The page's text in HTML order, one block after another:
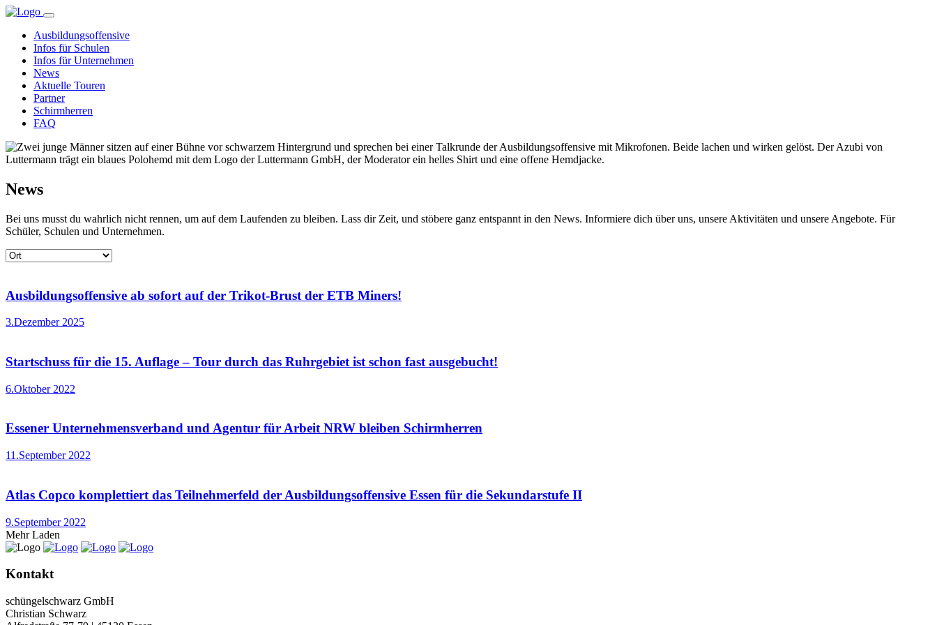
Ausbildungsoffensive
Infos für Schulen
Infos für Unternehmen
News
Aktuelle Touren
Partner
Schirmherren
FAQ
News
Bei uns musst du wahrlich nicht rennen, um auf dem Laufenden zu bleiben. Lass dir Zeit, und stöbere ganz entspannt in den News. Informiere dich über uns, unsere Aktivitäten und unsere Angebote. Für
Schüler, Schulen und Unternehmen.
Ausbildungsoffensive ab sofort auf der Trikot-Brust der ETB Miners!
3.Dezember 2025
Startschuss für die 15. Auflage – Tour durch das Ruhrgebiet ist schon fast ausgebucht!
6.Oktober 2022
Essener Unternehmensverband und Agentur für Arbeit NRW bleiben Schirmherren
11.September 2022
Atlas Copco komplettiert das Teilnehmerfeld der Ausbildungsoffensive Essen für die Sekundarstufe II
9.September 2022
Mehr Laden
Kontakt
schüngelschwarz GmbH
Christian Schwarz